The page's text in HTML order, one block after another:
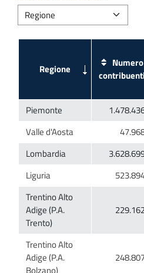
Numero
Trentino Alto
Adige (P.A.
Trentino Alto
Adige (P.A.